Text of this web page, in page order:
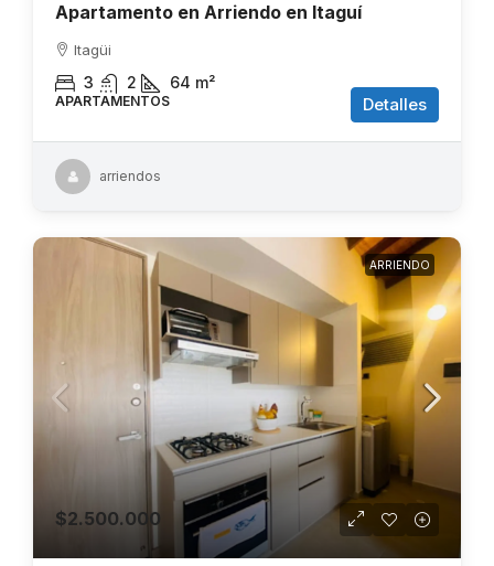
Apartamento en Arriendo en Itaguí
Itagüi
3 2 64 m²
APARTAMENTOS Detalles
arriendos
ARRIENDO
$2.500.000